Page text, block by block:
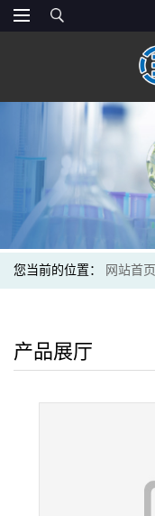
您当前的位置： 网站首页
产品展厅